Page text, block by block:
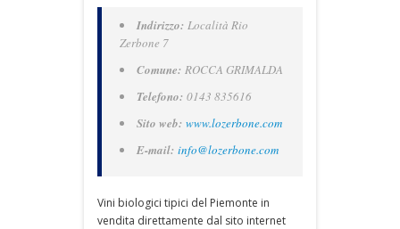
Indirizzo: Località Rio
Zerbone 7
Comune: ROCCA GRIMALDA
Telefono: 0143 835616
Sito web: www.lozerbone.com
E-mail: info@lozerbone.com
Vini biologici tipici del Piemonte in
vendita direttamente dal sito internet